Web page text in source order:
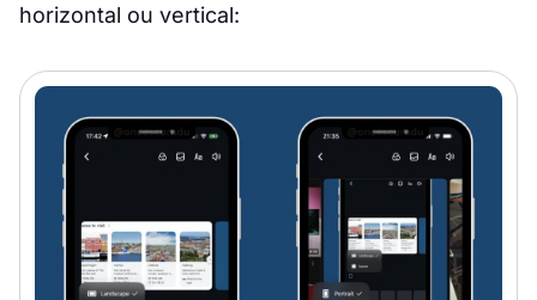
horizontal ou vertical: